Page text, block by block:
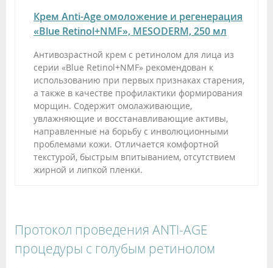
Крем Anti-Age омоложение и регенерация
«Blue Retinol+NMF», MESODERM, 250 мл
Антивозрастной крем с ретинолом для лица из
серии «Blue Retinol+NMF» рекомендован к
использованию при первых признаках старения,
а также в качестве профилактики формирования
морщин. Содержит омолаживающие,
увлажняющие и восстанавливающие активы,
направленные на борьбу с инволюционными
проблемами кожи. Отличается комфортной
текстурой, быстрым впитыванием, отсутствием
жирной и липкой пленки.
Протокол проведения ANTI-AGE
процедуры с голубым ретинолом